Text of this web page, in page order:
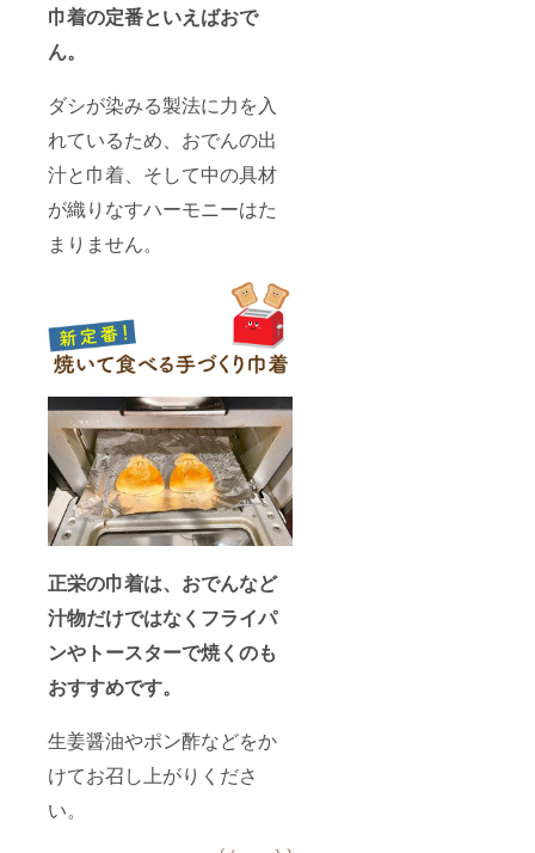
巾着の定番といえばおで
ん。
ダシが染みる製法に力を入
れているため、おでんの出
汁と巾着、そして中の具材
が織りなすハーモニーはた
まりません。
正栄の巾着は、おでんなど
汁物だけではなくフライパ
ンやトースターで焼くのも
おすすめです。
生姜醤油やポン酢などをか
けてお召し上がりくださ
い。